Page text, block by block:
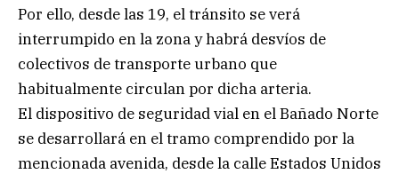
Por ello, desde las 19, el tránsito se verá
interrumpido en la zona y habrá desvíos de
colectivos de transporte urbano que
habitualmente circulan por dicha arteria.
El dispositivo de seguridad vial en el Bañado Norte
se desarrollará en el tramo comprendido por la
mencionada avenida, desde la calle Estados Unidos